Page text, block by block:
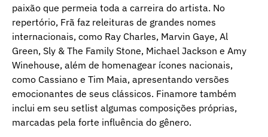
paixão que permeia toda a carreira do artista. No
repertório, Frã faz releituras de grandes nomes
internacionais, como Ray Charles, Marvin Gaye, Al
Green, Sly & The Family Stone, Michael Jackson e Amy
Winehouse, além de homenagear ícones nacionais,
como Cassiano e Tim Maia, apresentando versões
emocionantes de seus clássicos. Finamore também
inclui em seu setlist algumas composições próprias,
marcadas pela forte influência do gênero.